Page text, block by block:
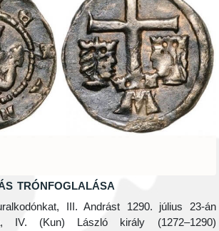
trónfoglalása
III. Andrást 1290. július 23-án
IV. (Kun) László király (1272–1290)